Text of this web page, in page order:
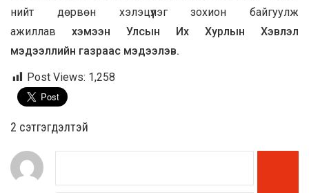
нийт дөрвөн хэлэцүүлэг зохион байгуулж
ажиллав хэмээн Улсын Их Хурлын Хэвлэл
мэдээллийн газраас мэдээлэв.
Post Views: 1,258
2 cэтгэгдэлтэй